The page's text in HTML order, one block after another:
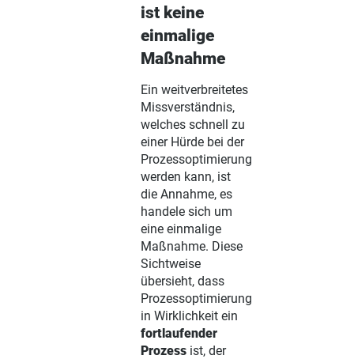
ist keine
einmalige
Maßnahme
Ein weitverbreitetes
Missverständnis,
welches schnell zu
einer Hürde bei der
Prozessoptimierung
werden kann, ist
die Annahme, es
handele sich um
eine einmalige
Maßnahme. Diese
Sichtweise
übersieht, dass
Prozessoptimierung
in Wirklichkeit ein
fortlaufender
Prozess ist, der